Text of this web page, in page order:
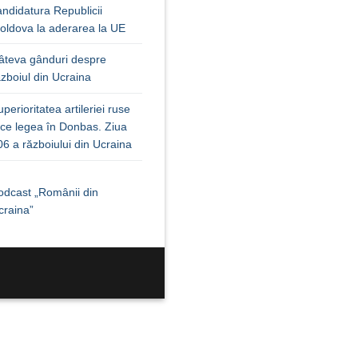
Republicii
la aderarea la UE
gânduri despre
din Ucraina
artileriei ruse
legea în Donbas. Ziua
a războiului din Ucraina
„Românii din